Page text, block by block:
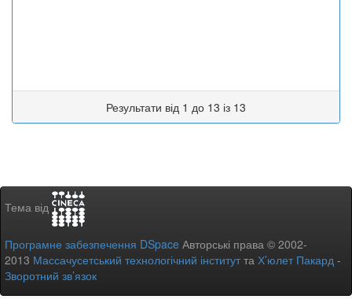
Результати від 1 до 13 із 13
Тема від
Програмне забезпечення DSpace Авторські права © 2002-
2013 Массачусетський технологічний інститутта Х’юлет Пакард -
Зворотний зв’язок